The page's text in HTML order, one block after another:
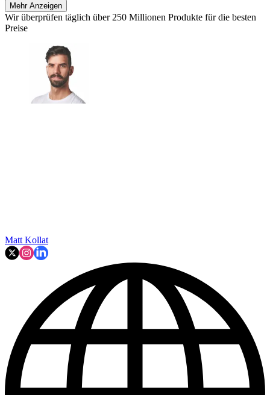
Mehr Anzeigen
Wir überprüfen täglich über 250 Millionen Produkte für die besten
Preise
Matt Kollat